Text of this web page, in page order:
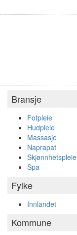
Bransje
Fotpleie
Hudpleie
Massasje
Naprapat
Skjønnhetspleie
Spa
Fylke
Innlandet
Kommune